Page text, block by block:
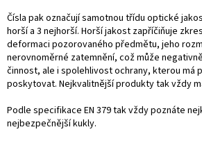
Čísla pak označují samotnou třídu optické
horší a 3 nejhorší. Horší jakost zapříčiňuje
deformaci pozorovaného předmětu, jeho
nerovnoměrné zatemnění, což může
činnost, ale i spolehlivost ochrany, kterou má
poskytovat. Nejkvalitnější produkty tak vždy
Podle specifikace EN 379 tak vždy poznáte
nejbezpečnější kukly.